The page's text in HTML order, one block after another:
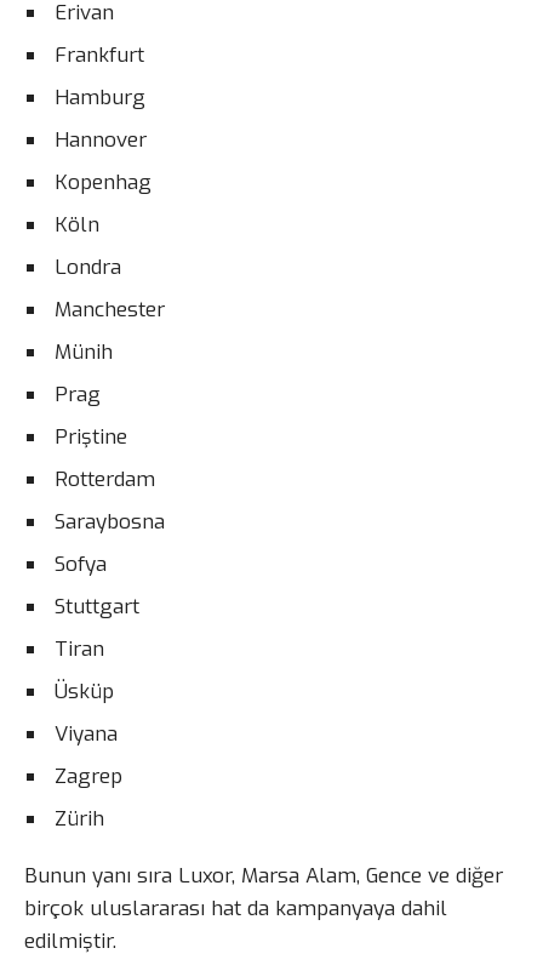
Erivan
Frankfurt
Hamburg
Hannover
Kopenhag
Köln
Londra
Manchester
Münih
Prag
Priştine
Rotterdam
Saraybosna
Sofya
Stuttgart
Tiran
Üsküp
Viyana
Zagrep
Zürih
Bunun yanı sıra Luxor, Marsa Alam, Gence ve diğer
birçok uluslararası hat da kampanyaya dahil
edilmiştir.